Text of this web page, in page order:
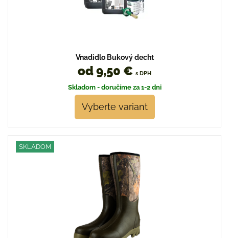
Vnadidlo Bukový decht
od 9,50 € s DPH
Skladom - doručíme za 1-2 dni
Vyberte variant
SKLADOM